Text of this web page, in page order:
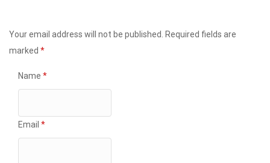
Your email address will not be published.
Required fields are
marked *
Name *
Email *